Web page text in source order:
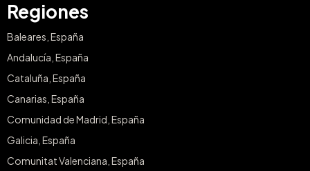
Regiones
Baleares, España
Andalucía, España
Cataluña, España
Canarias, España
Comunidad de Madrid, España
Galicia, España
Comunitat Valenciana, España